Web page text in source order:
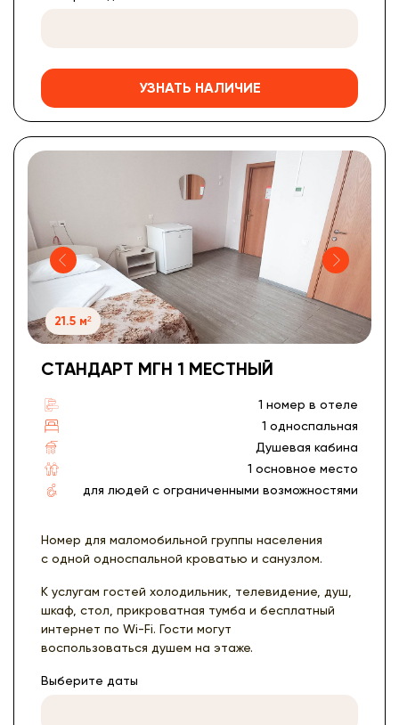
УЗНАТЬ НАЛИЧИЕ
21.5 м²
СТАНДАРТ МГН 1 МЕСТНЫЙ
1 номер в отеле
1 односпальная
Душевая кабина
1 основное место
для людей с ограниченными возможностями
Номер для маломобильной группы населения
с одной односпальной кроватью и санузлом.
К услугам гостей холодильник, телевидение, душ,
шкаф, стол, прикроватная тумба и бесплатный
интернет по Wi-Fi. Гости могут
воспользоваться душем на этаже.
Выберите даты